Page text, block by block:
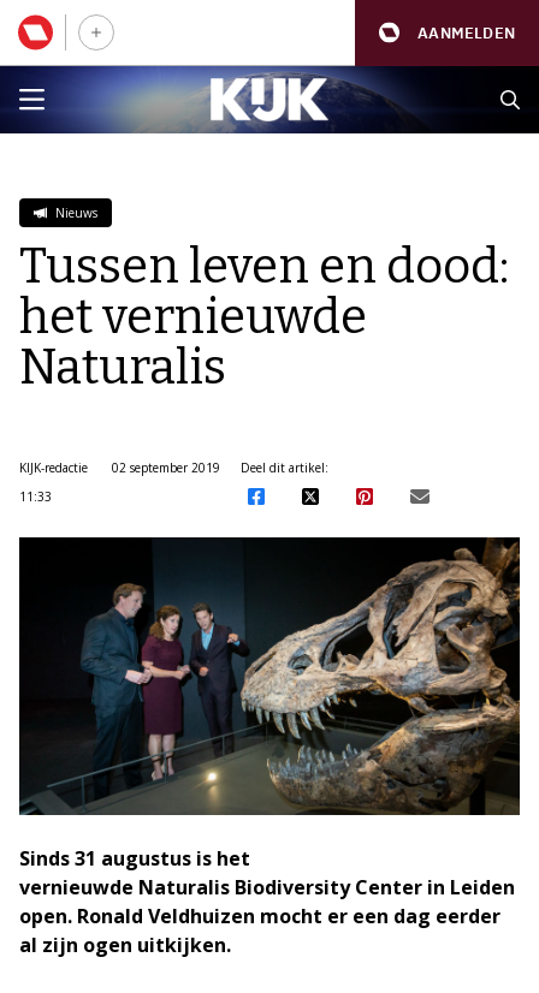
AANMELDEN
Nieuws
Tussen leven en dood:
het vernieuwde
Naturalis
KIJK-redactie
02 september 2019
11:33
Deel dit artikel:
Sinds 31 augustus is het
vernieuwde Naturalis Biodiversity Center in Leiden
open. Ronald Veldhuizen mocht er een dag eerder
al zijn ogen uitkijken.